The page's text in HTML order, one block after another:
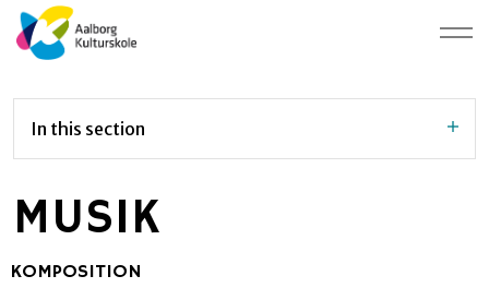
In this section
MUSIK
KOMPOSITION